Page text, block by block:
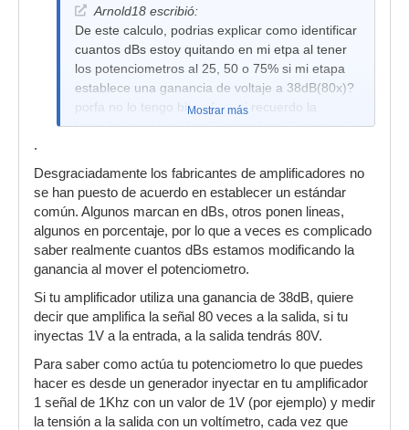
Arnold18 escribió:
De este calculo, podrias explicar como identificar
cuantos dBs estoy quitando en mi etpa al tener
los potenciometros al 25, 50 o 75% si mi etapa
establece una ganancia de voltaje a 38dB(80x)?
porfa no lo tengo bien claro ni recuerdo la
formula, es ahi en donde entendere el porque de
hacerlo , lamentablemente no cuento con un
limitador que me colabore a ciencia cierta con
respecto a su voltaje de entrada, por lo pronto
tendre que apoyarme en la mesa de mezcla.
Mostrar más
.
Desgraciadamente los fabricantes de amplificadores no
se han puesto de acuerdo en establecer un estándar
común. Algunos marcan en dBs, otros ponen lineas,
algunos en porcentaje, por lo que a veces es complicado
saber realmente cuantos dBs estamos modificando la
ganancia al mover el potenciometro.
Si tu amplificador utiliza una ganancia de 38dB, quiere
decir que amplifica la señal 80 veces a la salida, si tu
inyectas 1V a la entrada, a la salida tendrás 80V.
Para saber como actúa tu potenciometro lo que puedes
hacer es desde un generador inyectar en tu amplificador
1 señal de 1Khz con un valor de 1V (por ejemplo) y medir
la tensión a la salida con un voltímetro, cada vez que